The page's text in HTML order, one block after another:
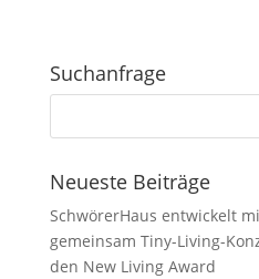
Suchanfrage
Neueste Beiträge
SchwörerHaus entwickelt
gemeinsam Tiny-Living-
den New Living Award